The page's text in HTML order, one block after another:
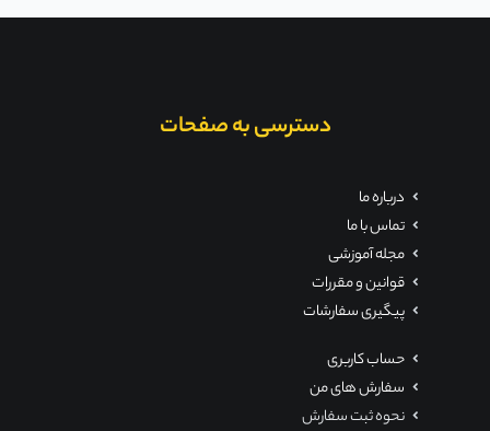
دسترسی به صفحات
درباره ما
تماس با ما
مجله آموزشی
قوانین و مقررات
پیگیری سفارشات
حساب کاربری
سفارش های من
نحوه ثبت سفارش